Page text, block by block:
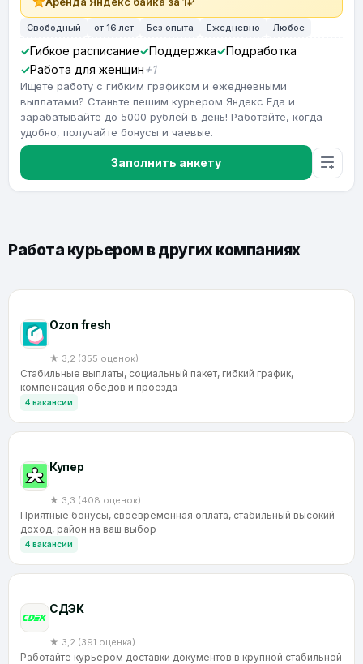
Свободный от 16 лет Без опыта Ежедневно Любое
Гибкое расписание Поддержка
Подработка
Работа для женщин +1
Ищете работу с гибким графиком и ежедневными
выплатами? Станьте пешим курьером Яндекс Еда и
зарабатывайте до 5000 рублей в день! Работайте, когда
удобно, получайте бонусы и чаевые.
Заполнить анкету
Работа курьером в других компаниях
Ozon fresh
★ 3,2 (355 оценок)
Стабильные выплаты, социальный пакет, гибкий график,
компенсация обедов и проезда
4 вакансии
Купер
★ 3,3 (408 оценок)
Приятные бонусы, своевременная оплата, стабильный высокий
доход, район на ваш выбор
4 вакансии
CДЭК
★ 3,2 (391 оценка)
Работайте курьером доставки документов в крупной стабильной